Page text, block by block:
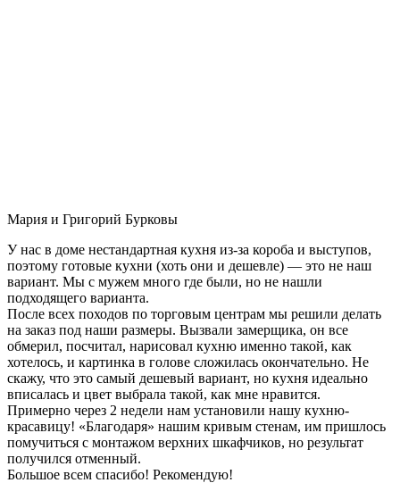
Мария и Григорий Бурковы
У нас в доме нестандартная кухня из-за короба и выступов,
поэтому готовые кухни (хоть они и дешевле) — это не наш
вариант. Мы с мужем много где были, но не нашли
подходящего варианта.
После всех походов по торговым центрам мы решили делать
на заказ под наши размеры. Вызвали замерщика, он все
обмерил, посчитал, нарисовал кухню именно такой, как
хотелось, и картинка в голове сложилась окончательно. Не
скажу, что это самый дешевый вариант, но кухня идеально
вписалась и цвет выбрала такой, как мне нравится.
Примерно через 2 недели нам установили нашу кухню-
красавицу! «Благодаря» нашим кривым стенам, им пришлось
помучиться с монтажом верхних шкафчиков, но результат
получился отменный.
Большое всем спасибо! Рекомендую!